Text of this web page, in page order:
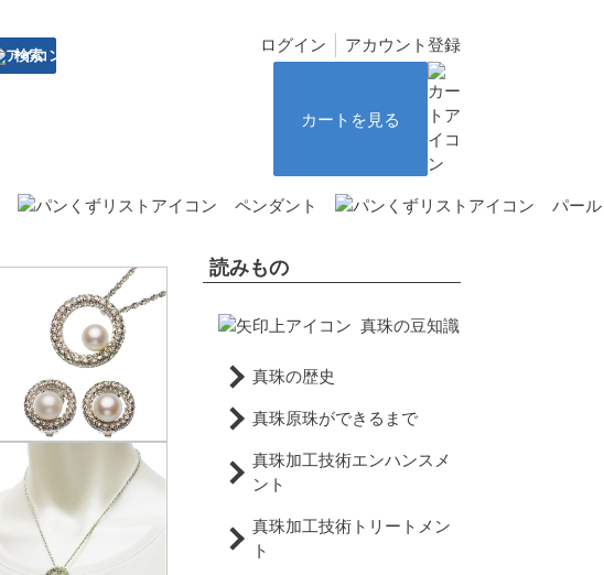
検索
ログイン アカウント登録
カートを見る
ペンダント パー
読みもの
真珠の豆知識
真珠の歴史
真珠原珠ができるまで
真珠加工技術エンハンスメ
ント
真珠加工技術トリートメン
ト